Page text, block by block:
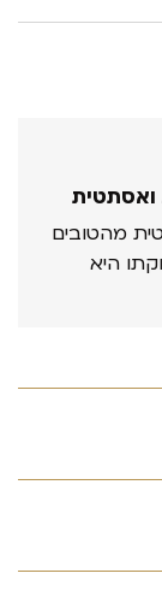
ואסתטית
מהטובים
היא